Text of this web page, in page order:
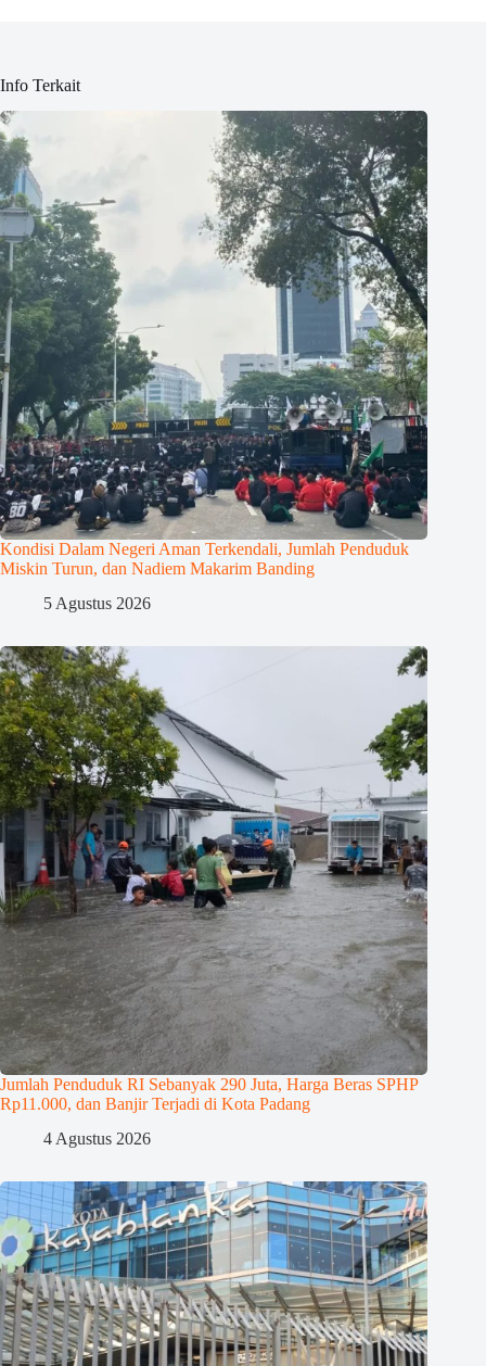
Info Terkait
Kondisi Dalam Negeri Aman Terkendali, Jumlah Penduduk
Miskin Turun, dan Nadiem Makarim Banding
5 Agustus 2026
Jumlah Penduduk RI Sebanyak 290 Juta, Harga Beras SPHP
Rp11.000, dan Banjir Terjadi di Kota Padang
4 Agustus 2026